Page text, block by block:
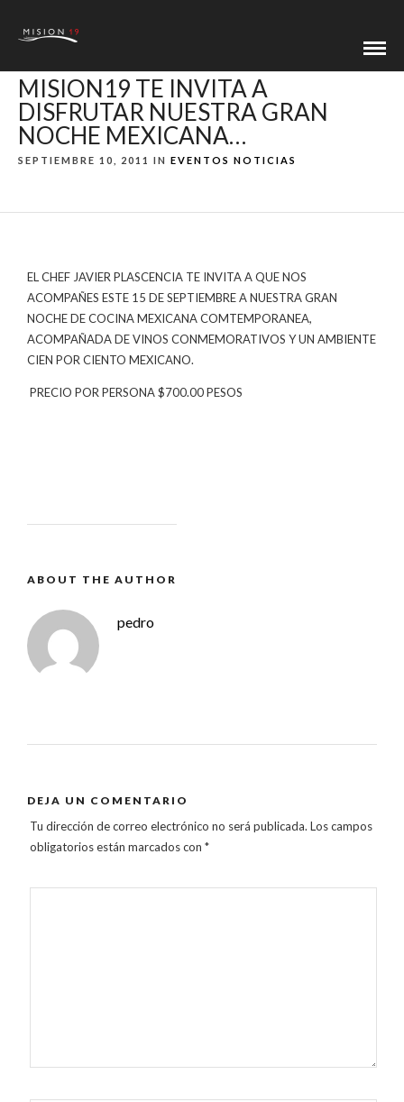
MISION19 TE INVITA A
DISFRUTAR NUESTRA GRAN
NOCHE MEXICANA…
SEPTIEMBRE 10, 2011 IN EVENTOS NOTICIAS
EL CHEF JAVIER PLASCENCIA TE INVITA A QUE NOS
ACOMPAÑES ESTE 15 DE SEPTIEMBRE A NUESTRA GRAN
NOCHE DE COCINA MEXICANA COMTEMPORANEA,
ACOMPAÑADA DE VINOS CONMEMORATIVOS Y UN AMBIENTE
CIEN POR CIENTO MEXICANO.
PRECIO POR PERSONA $700.00 PESOS
ABOUT THE AUTHOR
pedro
DEJA UN COMENTARIO
Tu dirección de correo electrónico no será publicada. Los campos
obligatorios están marcados con *